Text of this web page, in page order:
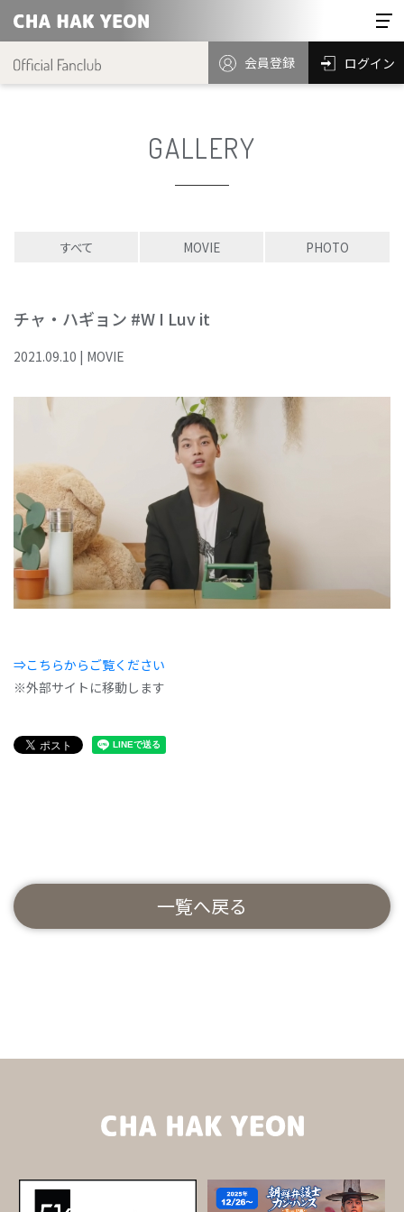
会員登録 ログイン
GALLERY
すべて MOVIE PHOTO
チャ・ハギョン #W I Luv it
2021.09.10 | MOVIE
⇒こちらからご覧ください
※外部サイトに移動します
一覧へ戻る